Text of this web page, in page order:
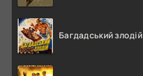
Багдадський злодій